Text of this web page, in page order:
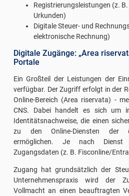
Registrierungsleistungen (z.
Urkunden)
Digitale Steuer- und
elektronische Rechnung)
Digitale Zugänge: „Area
Portale
Ein Großteil der Leistungen der
verfügbar. Der Zugriff erfolgt in der
Online-Bereich (Area riservata) -
CNS. Dabei handelt es sich um
Identitätsnachweise, die einen
zu den Online-Diensten der
ermöglichen. Je nach
Zugangsdaten (z. B. Fisconline/
Zugang hat grundsätzlich der
Unternehmenspraxis wird der
Vollmacht an einen beauftragten